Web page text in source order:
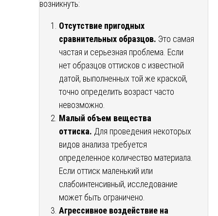
возникнуть:
Отсутствие пригодных
сравнительных образцов. Это самая
частая и серьезная проблема. Если
нет образцов оттисков с известной
датой, выполненных той же краской,
точно определить возраст часто
невозможно.
Малый объем вещества
оттиска. Для проведения некоторых
видов анализа требуется
определенное количество материала.
Если оттиск маленький или
слабоинтенсивный, исследование
может быть ограничено.
Агрессивное воздействие на